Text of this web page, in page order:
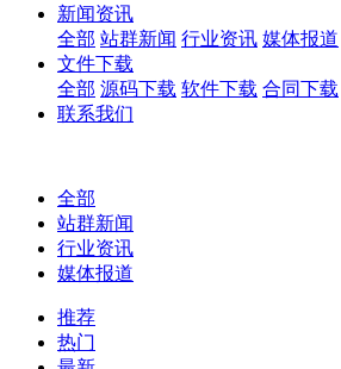
新闻资讯
全部 站群新闻 行业资讯 媒体报道
文件下载
全部 源码下载 软件下载 合同下载
联系我们
全部
站群新闻
行业资讯
媒体报道
推荐
热门